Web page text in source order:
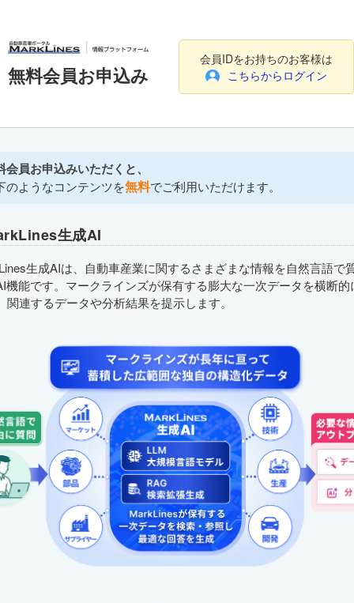
無料会員お申込み
会員IDをお持ちのお客様は
こちらからログイン
会員お申込みいただくと、
のようなコンテンツを無料でご利用いただけます。
生成AI
生成AIは、自動車産業に関するさまざまな情報を自然言語で
機能です。マークラインズが保有する膨大な一次データを横断的
関連するデータや分析結果を提示します。